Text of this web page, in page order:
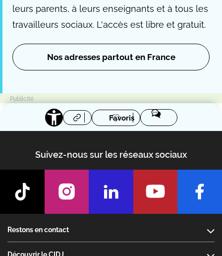
leurs parents, à leurs enseignants et à tous les
travailleurs sociaux. L'accès est libre et gratuit.
Nos adresses partout en France
Favoris
Suivez-nous sur les réseaux sociaux
Restons en contact